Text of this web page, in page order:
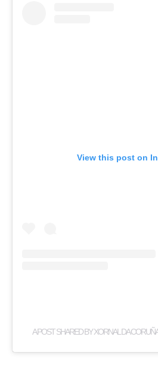
View this post on
A POST SHARED BY XORNAL DA